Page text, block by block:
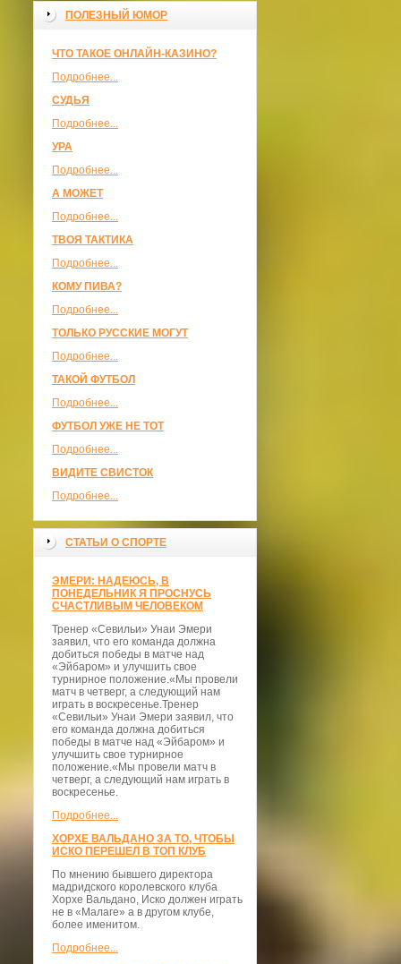
ПОЛЕЗНЫЙ ЮМОР
ЧТО ТАКОЕ ОНЛАЙН-КАЗИНО?
Подробнее...
СУДЬЯ
Подробнее...
УРА
Подробнее...
А МОЖЕТ
Подробнее...
ТВОЯ ТАКТИКА
Подробнее...
КОМУ ПИВА?
Подробнее...
ТОЛЬКО РУССКИЕ МОГУТ
Подробнее...
ТАКОЙ ФУТБОЛ
Подробнее...
ФУТБОЛ УЖЕ НЕ ТОТ
Подробнее...
ВИДИТЕ СВИСТОК
Подробнее...
СТАТЬИ О СПОРТЕ
ЭМЕРИ: НАДЕЮСЬ, В
ПОНЕДЕЛЬНИК Я ПРОСНУСЬ
СЧАСТЛИВЫМ ЧЕЛОВЕКОМ
Тренер «Севильи» Унаи Эмери
заявил, что его команда должна
добиться победы в матче над
«Эйбаром» и улучшить свое
турнирное положение.«Мы провели
матч в четверг, а следующий нам
играть в воскресенье.Тренер
«Севильи» Унаи Эмери заявил, что
его команда должна добиться
победы в матче над «Эйбаром» и
улучшить свое турнирное
положение.«Мы провели матч в
четверг, а следующий нам играть в
воскресенье.
Подробнее...
ХОРХЕ ВАЛЬДАНО ЗА ТО, ЧТОБЫ
ИСКО ПЕРЕШЕЛ В ТОП КЛУБ
По мнению бывшего директора
мадридского королевского клуба
Хорхе Вальдано, Иско должен играть
не в «Малаге» а в другом клубе,
более именитом.
Подробнее...